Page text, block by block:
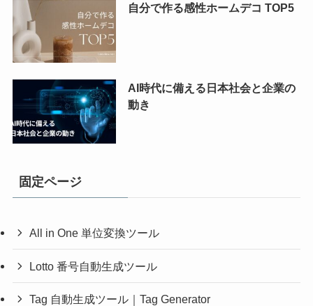
自分で作る感性ホームデコ TOP5
AI時代に備える日本社会と企業の
動き
固定ページ
All in One 単位変換ツール
Lotto 番号自動生成ツール
Tag 自動生成ツール｜Tag Generator